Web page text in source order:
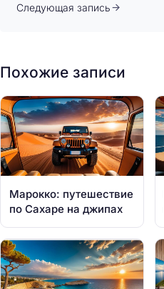
Следующая запись
Похожие записи
Марокко: путешествие
по Сахаре на джипах